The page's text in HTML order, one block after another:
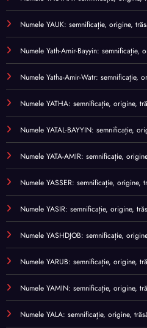
Numele YAUK: semnificație, origine,
Numele Yath-Amir-Bayyin: semnificație,
Numele Yatha-Amir-Watr: semnificație,
Numele YATHA: semnificație, origine,
Numele YATAL-BAYYIN: semnificație,
Numele YATA-AMIR: semnificație,
Numele YASSER: semnificație, origine,
Numele YASIR: semnificație, origine,
Numele YASHDJOB: semnificație,
Numele YARUB: semnificație, origine,
Numele YAMIN: semnificație, origine,
Numele YALA: semnificație, origine,